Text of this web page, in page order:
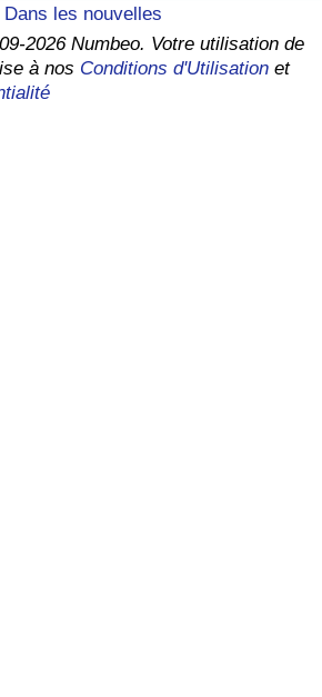
Dans les nouvelles
2026 Numbeo. Votre utilisation de
à nos Conditions d'Utilisation et
(Actuel)